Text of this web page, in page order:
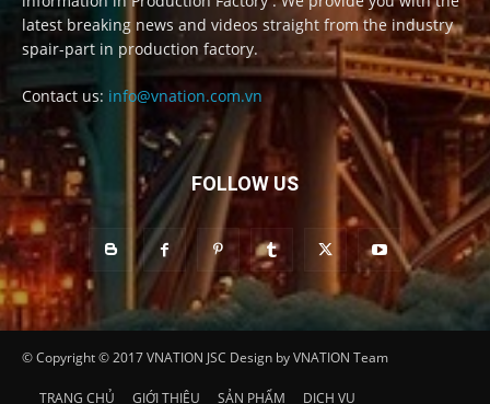
latest breaking news and videos straight from the industry
spair-part in production factory.
Contact us: info@vnation.com.vn
FOLLOW US
© Copyright © 2017 VNATION JSC Design by VNATION Team
TRANG CHỦ GIỚI THIỆU SẢN PHẨM DỊCH VỤ